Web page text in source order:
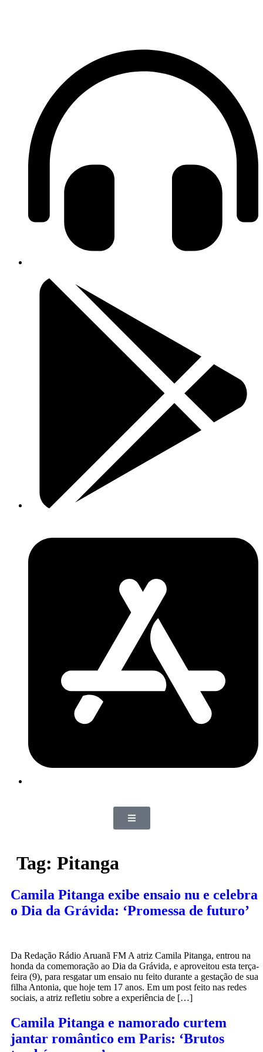
Tag: Pitanga
Camila Pitanga exibe ensaio nu e celebra
o Dia da Grávida: ‘Promessa de futuro’
Da Redação Rádio Aruanã FM A atriz Camila Pitanga, entrou na
honda da comemoração ao Dia da Grávida, e aproveitou esta terça-
feira (9), para resgatar um ensaio nu feito durante a gestação de sua
filha Antonia, que hoje tem 17 anos. Em um post feito nas redes
sociais, a atriz refletiu sobre a experiência de […]
Camila Pitanga e namorado curtem
jantar romântico em Paris: ‘Brutos